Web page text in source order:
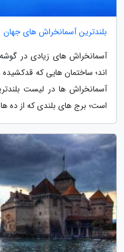
بلندترین آسمانخراش های جهان
آسمانخراش های زیادی در
اند؛ ساختمان هایی که قدکشیده
آسمانخراش ها در لیست
است؛ برج های بلندی که از ده